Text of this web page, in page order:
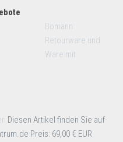
Bomann
Retourware und
Ware mit
Diesen Artikel finden Sie auf
Preis: 69,00 € EUR